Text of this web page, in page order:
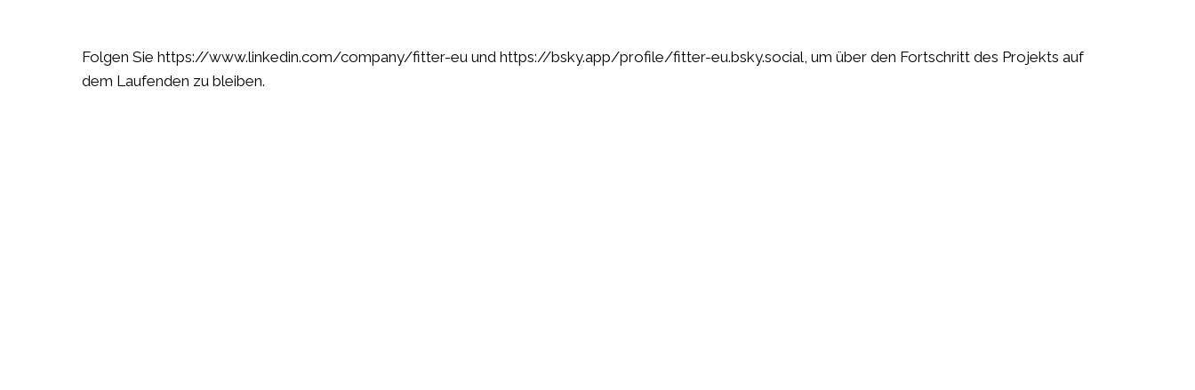
Folgen Sie https://www.linkedin.com/company/fitter-eu und https://bsky.app/profile/fitter-eu.bsky.social, um über den Fortschritt des Projekts auf
dem Laufenden zu bleiben.